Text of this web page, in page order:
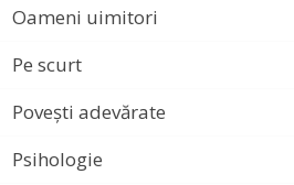
Oameni uimitori
Pe scurt
Povești adevărate
Psihologie